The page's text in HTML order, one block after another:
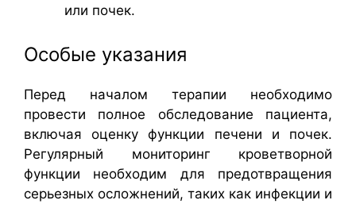
или почек.
Особые указания
Перед началом терапии необходимо
провести полное обследование пациента,
включая оценку функции печени и почек.
Регулярный мониторинг кроветворной
функции необходим для предотвращения
серьезных осложнений, таких как инфекции и